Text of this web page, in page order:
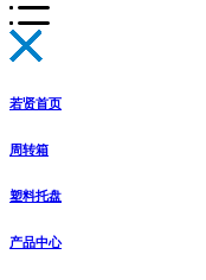
若贤首页
周转箱
塑料托盘
产品中心